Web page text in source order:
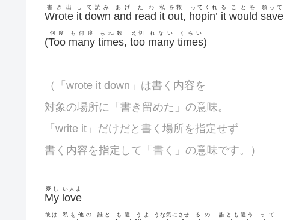
Wrote
書き出
it
し
down
て読み
and
あげ
read
たわ
it
私
out
を救
, hopin’
ってくれ
it
る
would
ことを
save
願って
(Too
何度
many
も何度
times
もね数
, too
え切
many
れない
times
くらい
)
（「wrote it down」は書く内容を
対象の場所に「書き留めた」の意味。
「write it」だけだと書く場所を指定せず
書く内容を指定して「書く」の意味です。）
My
愛し
love
い人よ
彼は 私を他の 誰と も違 うよ うな気にさせ るの 誰とも違う って